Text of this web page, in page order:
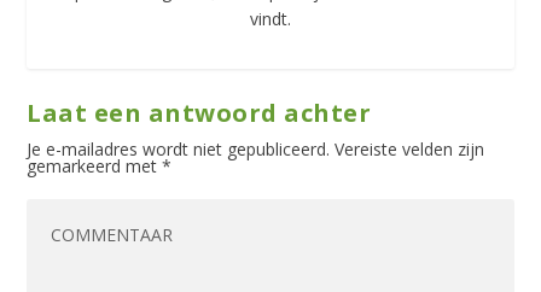
vindt.
Laat een antwoord achter
Je e-mailadres wordt niet gepubliceerd. Vereiste velden zijn
gemarkeerd met*